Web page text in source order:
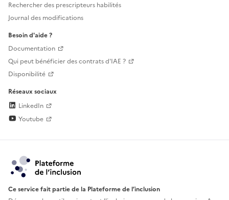
Rechercher des prescripteurs habilités
Journal des modifications
Besoin d'aide ?
Documentation
Qui peut bénéficier des contrats d'IAE ?
Disponibilité
Réseaux sociaux
LinkedIn
Youtube
Ce service fait partie de la Plateforme de l’inclusion